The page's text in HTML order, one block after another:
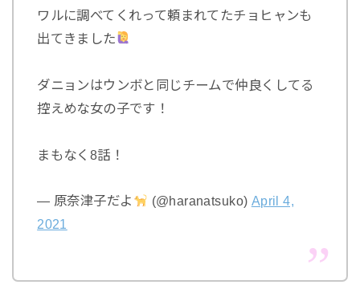
ワルに調べてくれって頼まれてたチョヒャンも
出てきました
ダニョンはウンボと同じチームで仲良くしてる
控えめな女の子です！
まもなく8話！
— 原奈津子だよ (@haranatsuko) April 4,
2021